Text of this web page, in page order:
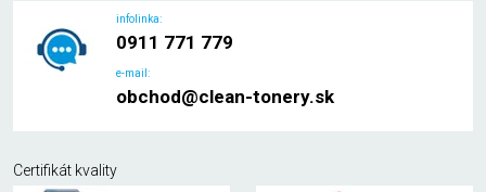
infolinka:
0911 771 779
e-mail:
obchod@clean-tonery.sk
Certifikát kvality